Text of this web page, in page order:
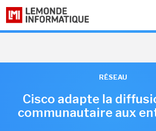
RÉSEAU
Cisco adapte la
communautaire aux